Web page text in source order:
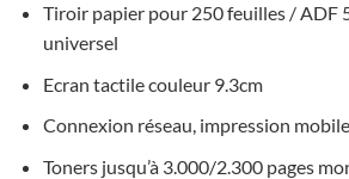
Tiroir papier pour 250 feuilles / ADF
universel
Ecran tactile couleur 9.3cm
Connexion réseau, impression
Toners jusqu’à 3.000/2.300 pages